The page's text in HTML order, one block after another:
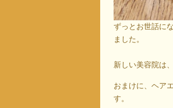
ずっとお世話に
ました。
新しい美容院は
おまけに、ヘア
す。